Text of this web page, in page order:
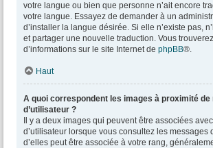
votre langue ou bien que personne n’ait encore
votre langue. Essayez de demander à un
d’installer la langue désirée. Si elle n’existe pas,
et partager une nouvelle traduction. Vous
d’informations sur le site Internet de phpBB®.
Haut
A quoi correspondent les images à proximité de
d’utilisateur ?
Il y a deux images qui peuvent être associées
d’utilisateur lorsque vous consultez les messages
d’elles peut être associée à votre rang,